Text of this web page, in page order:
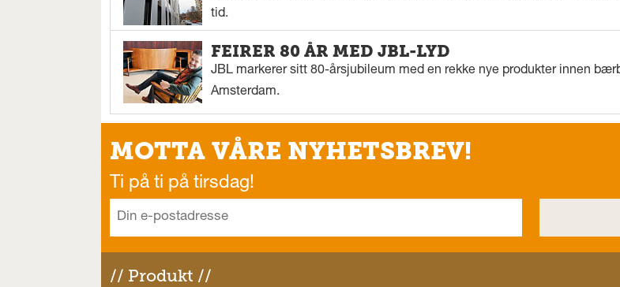
tid.
FEIRER 80 ÅR MED JBL-LYD
JBL markerer sitt 80-årsjubileum med en rekke nye produkter innen
Amsterdam.
MOTTA VÅRE NYHETSBREV!
Ti på ti på tirsdag!
// Produkt //